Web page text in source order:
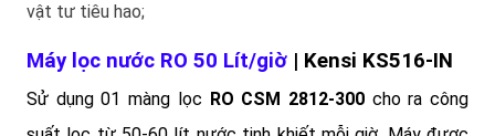
vật tư tiêu hao;
Máy lọc nước RO 50 Lít/giờ | Kensi KS516-IN
Sử dụng 01 màng lọc RO CSM 2812-300cho ra công